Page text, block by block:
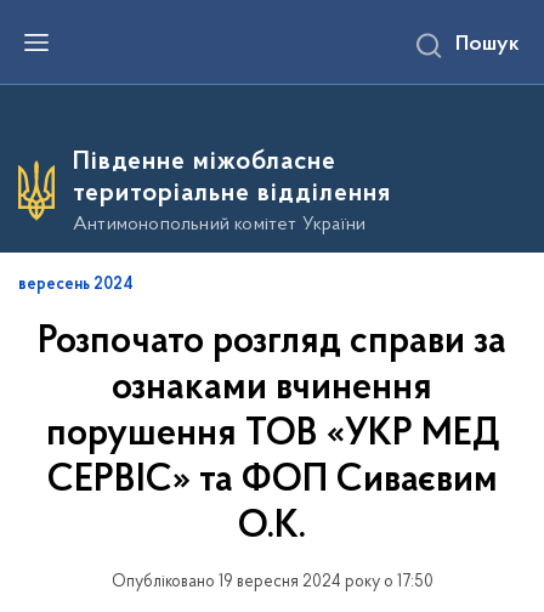
е
о
о
в
Пошук
Південне міжобласне
територіальне відділення
Антимонопольний комітет України
вересень 2024
Розпочато розгляд справи за
ознаками вчинення
порушення ТОВ «УКР МЕД
СЕРВІС» та ФОП Сиваєвим
О.К.
Опубліковано 19 вересня 2024 року о 17:50